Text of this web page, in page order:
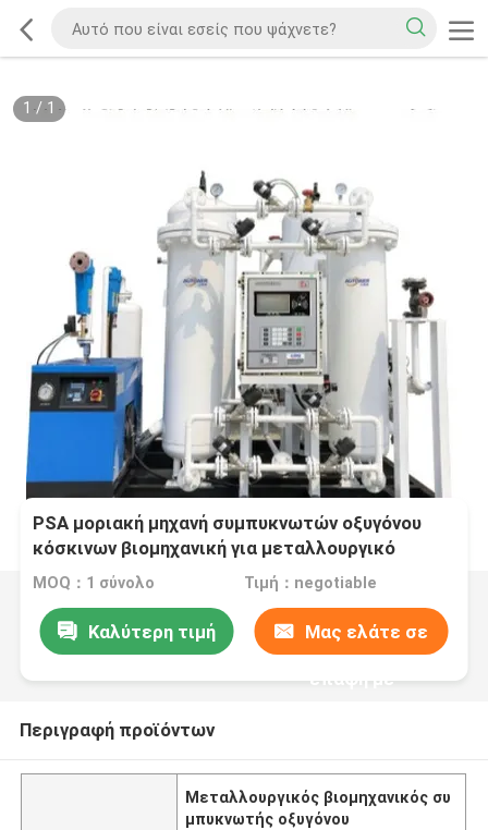
1 /1
PSA μοριακή μηχανή συμπυκνωτών οξυγόνου
κόσκινων βιομηχανική για μεταλλουργικό
MOQ：1 σύνολο Τιμή：negotiable
Καλύτερη τιμή Μας ελάτε σε
επαφή με
Περιγραφή προϊόντων
Μεταλλουργικός βιομηχανικός συ
μπυκνωτής οξυγόνου